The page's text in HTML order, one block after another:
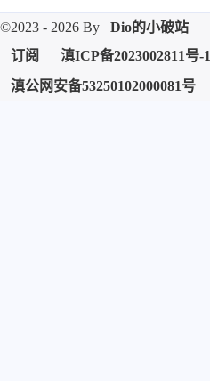
微信
©2023 - 2026 By
Dio的小破站
订阅
滇ICP备2023002811号-1
滇公网安备53250102000081号